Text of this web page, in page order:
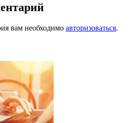
вам необходимо авторизоваться.